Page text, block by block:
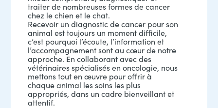
traiter de nombreuses formes de cancer
chez le chien et le chat.
Recevoir un diagnostic de cancer pour son
animal est toujours un moment difficile,
c’est pourquoi l’écoute, l’information et
l’accompagnement sont au cœur de notre
approche. En collaborant avec des
vétérinaires spécialisés en oncologie, nous
mettons tout en œuvre pour offrir à
chaque animal les soins les plus
appropriés, dans un cadre bienveillant et
attentif.